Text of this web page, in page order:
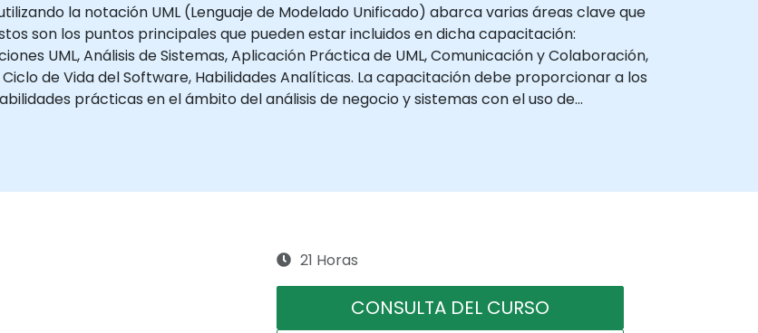
la notación UML (Lenguaje de Modelado Unificado) abarca varias áreas clave que
son los puntos principales que pueden estar incluidos en dicha capacitación:
UML, Análisis de Sistemas, Aplicación Práctica de UML, Comunicación y Colaboración,
de Vida del Software, Habilidades Analíticas. La capacitación debe proporcionar a los
prácticas en el ámbito del análisis de negocio y sistemas con el uso de
21 Horas
CONSULTA DEL CURSO